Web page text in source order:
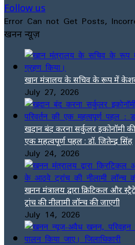
Follow us
Error Can not Get Posts,
खनन न्यूज़
खान मंत्रालय के सचिव के रूप में केशव
July 27, 2026
खदान बंद करना सर्कुलर इकोनॉमी
एक महत्वपूर्ण पहल : डॉ. जितेन्द्र सिंह
July 24, 2026
खनन मंत्रालय द्वारा क्रिटिकल और
ट्रांच की नीलामी लॉन्च की जाएगी
July 14, 2026